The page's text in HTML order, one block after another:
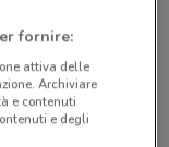
fornire:
attiva delle
Archiviare
e contenuti
e degli